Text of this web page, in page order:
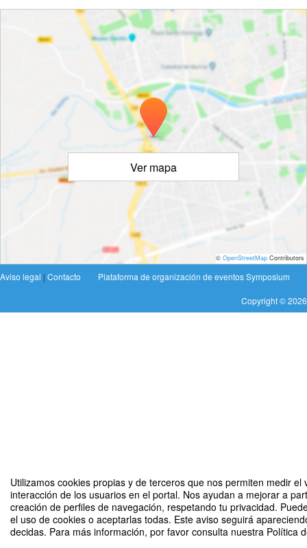
Utilizamos cookies propias y de terceros que nos permiten medir el
interacción de los usuarios en el portal. Nos ayudan a mejorar a
creación de perfiles de navegación, respetando tu privacidad.
el uso de cookies o aceptarlas todas. Este aviso seguirá
decidas. Para más información, por favor consulta nuestra Política
Ver mapa
© OpenStreetMap Contributors
Aviso legal | Contacto Plataforma de organización de eventos Symposium
Copyright © 2026